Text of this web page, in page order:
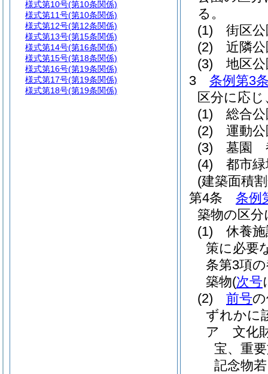
る。
(1)
街区
(2)
近隣
(3)
地区
3
条例第3
区分に応じ
(1)
総合
(2)
運動
(3)
墓園
(4)
都市
(建築面積
第4条
条例
築物の区分
(1)
休養
策に必要
条第3項
築物(次号
(2)
前号
ずれかに
ア
文化
宝、重
記念物
様式第10号(第10条関係)
様式第11号(第10条関係)
様式第12号(第12条関係)
様式第13号(第15条関係)
様式第14号(第16条関係)
様式第15号(第18条関係)
様式第16号(第19条関係)
様式第17号(第19条関係)
様式第18号(第19条関係)